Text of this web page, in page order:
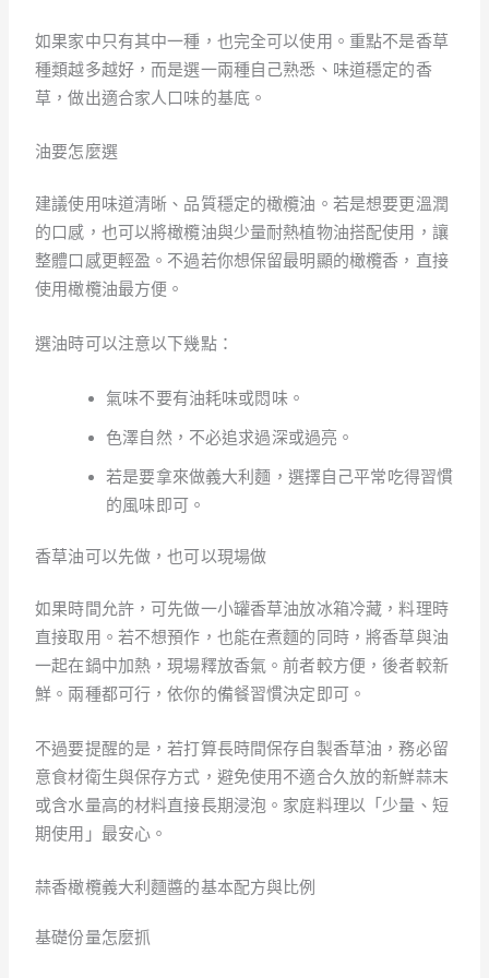
如果家中只有其中一種，也完全可以使用。重點不是香草
種類越多越好，而是選一兩種自己熟悉、味道穩定的香
草，做出適合家人口味的基底。
油要怎麼選
建議使用味道清晰、品質穩定的橄欖油。若是想要更溫潤
的口感，也可以將橄欖油與少量耐熱植物油搭配使用，讓
整體口感更輕盈。不過若你想保留最明顯的橄欖香，直接
使用橄欖油最方便。
選油時可以注意以下幾點：
氣味不要有油耗味或悶味。
色澤自然，不必追求過深或過亮。
若是要拿來做義大利麵，選擇自己平常吃得習慣
的風味即可。
香草油可以先做，也可以現場做
如果時間允許，可先做一小罐香草油放冰箱冷藏，料理時
直接取用。若不想預作，也能在煮麵的同時，將香草與油
一起在鍋中加熱，現場釋放香氣。前者較方便，後者較新
鮮。兩種都可行，依你的備餐習慣決定即可。
不過要提醒的是，若打算長時間保存自製香草油，務必留
意食材衛生與保存方式，避免使用不適合久放的新鮮蒜末
或含水量高的材料直接長期浸泡。家庭料理以「少量、短
期使用」最安心。
蒜香橄欖義大利麵醬的基本配方與比例
基礎份量怎麼抓